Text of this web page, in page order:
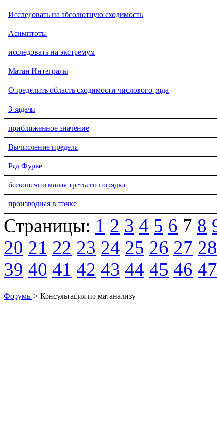
Исследовать на абсолютную сходимость
Асимптоты
исследовать на экстремум
Матан Интегралы
Определить область сходимости числового ряда
3 задачи
приближенное значение
Вычисление предела
Ряд Фурье
бесконечно малая третьего порядка
производная в точке
Страницы: 1 2 3 4 5 6 7 8
20 21 22 23 24 25 26 27 28
39 40 41 42 43 44 45 46 47
Форумы > Консультация по матанализу